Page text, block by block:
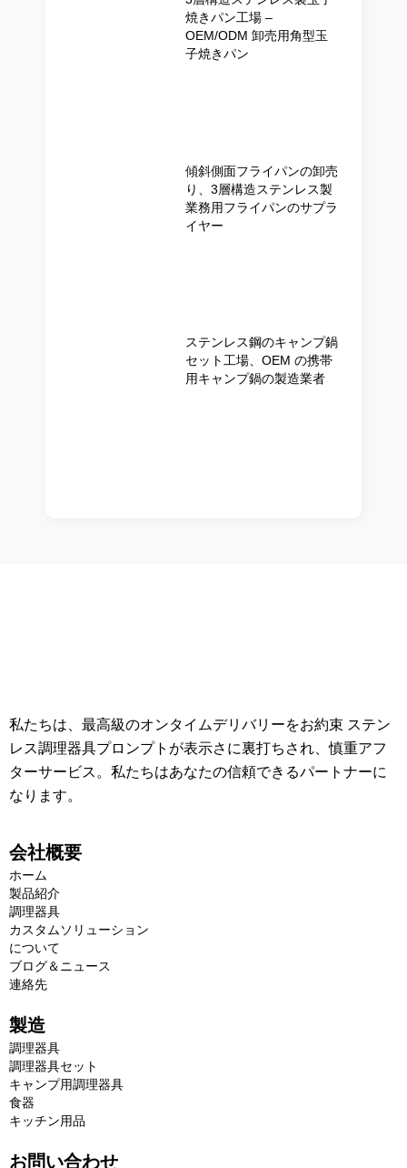
焼きパン工場 –
OEM/ODM 卸売用角型玉
子焼きパン
傾斜側面フライパンの卸売
り、3層構造ステンレス製
業務用フライパンのサプラ
イヤー
ステンレス鋼のキャンプ鍋
セット工場、OEM の携帯
用キャンプ鍋の製造業者
私たちは、最高級のオンタイムデリバリーをお約束 ステン
レス調理器具プロンプトが表示さに裏打ちされ、慎重アフ
ターサービス。私たちはあなたの信頼できるパートナーに
なります。
会社概要
ホーム
製品紹介
調理器具
カスタムソリューション
について
ブログ＆ニュース
連絡先
製造
調理器具
調理器具セット
キャンプ用調理器具
食器
キッチン用品
お問い合わせ